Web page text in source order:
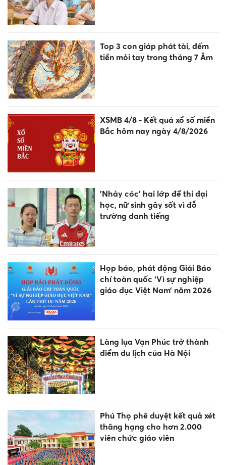
Top 3 con giáp phát tài, đếm
tiền mỏi tay trong tháng 7 Âm
XSMB 4/8 - Kết quả xổ số miền
Bắc hôm nay ngày 4/8/2026
'Nhảy cóc' hai lớp để thi đại
học, nữ sinh gây sốt vì đỗ
trường danh tiếng
Họp báo, phát động Giải Báo
chí toàn quốc ‘Vì sự nghiệp
giáo dục Việt Nam’ năm 2026
Làng lụa Vạn Phúc trở thành
điểm du lịch của Hà Nội
Phú Thọ phê duyệt kết quả xét
thăng hạng cho hơn 2.000
viên chức giáo viên